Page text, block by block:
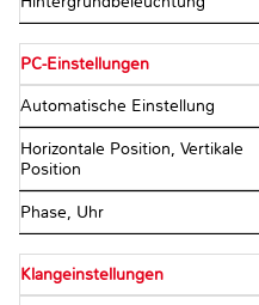
PC-Einstellungen
Automatische Einstellung
Horizontale Position, Vertikale
Position
Phase, Uhr
Klangeinstellungen